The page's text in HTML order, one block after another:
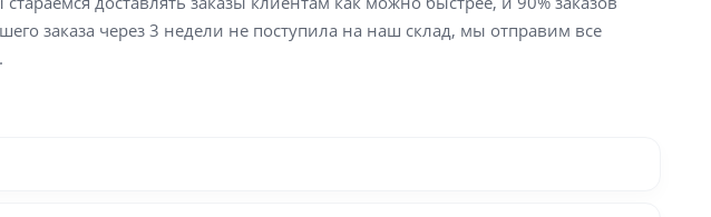
заказа через 3 недели не поступила на наш склад, мы отправим все